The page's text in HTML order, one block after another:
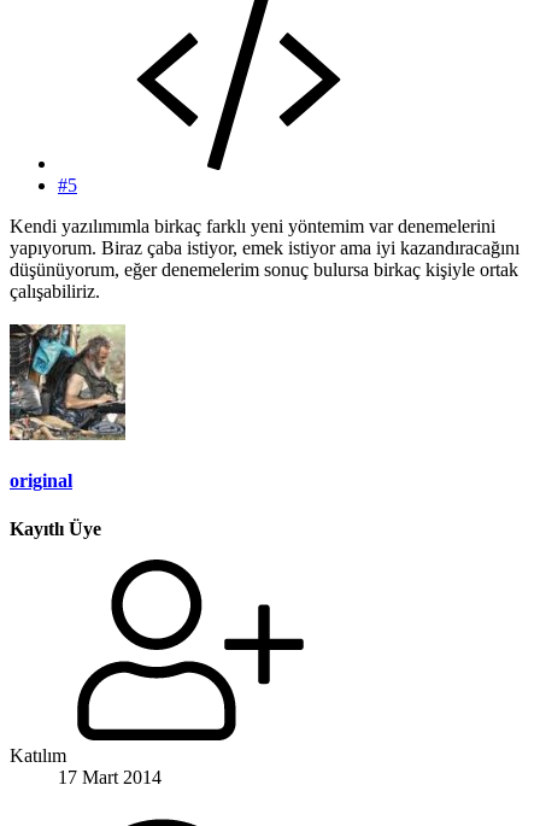
#5
Kendi yazılımımla birkaç farklı yeni yöntemim var denemelerini
yapıyorum. Biraz çaba istiyor, emek istiyor ama iyi kazandıracağını
düşünüyorum, eğer denemelerim sonuç bulursa birkaç kişiyle ortak
çalışabiliriz.
original
Kayıtlı Üye
Katılım
17 Mart 2014